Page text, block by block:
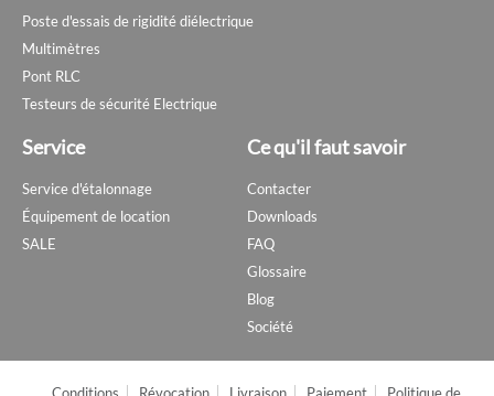
Poste d'essais de rigidité diélectrique
Multimètres
Pont RLC
Testeurs de sécurité Electrique
Service
Service d'étalonnage
Équipement de location
SALE
Ce qu'il faut savoir
Contacter
Downloads
FAQ
Glossaire
Blog
Société